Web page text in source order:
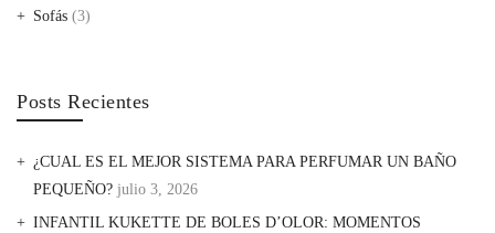
Sofás (3)
Posts Recientes
¿CUAL ES EL MEJOR SISTEMA PARA PERFUMAR UN BAÑO
PEQUEÑO? julio 3, 2026
INFANTIL KUKETTE DE BOLES D’OLOR: MOMENTOS